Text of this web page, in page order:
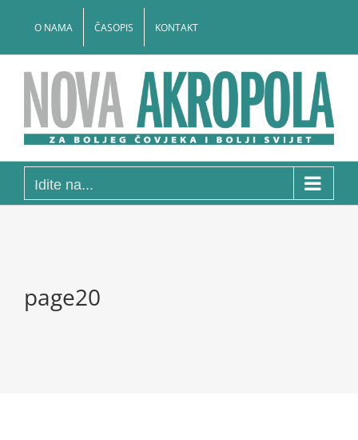
O NAMA ČASOPIS KONTAKT
Idite na...
page20